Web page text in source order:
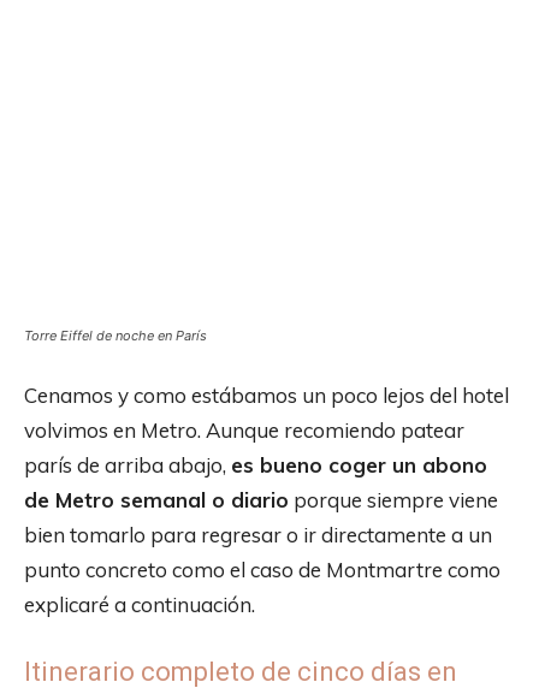
Torre Eiffel de noche en París
Cenamos y como estábamos un poco lejos del hotel
volvimos en Metro. Aunque recomiendo patear
parís de arriba abajo, es bueno coger un abono
de Metro semanal o diario porque siempre viene
bien tomarlo para regresar o ir directamente a un
punto concreto como el caso de Montmartre como
explicaré a continuación.
Itinerario completo de cinco días en